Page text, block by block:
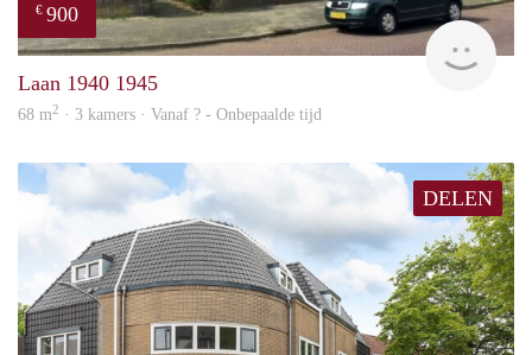
€ 900
Laan 1940 1945
68 m2 · 3 kamers · Vanaf ? - Onbepaalde tijd
DELEN